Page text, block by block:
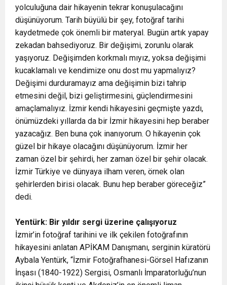
yolculuğuna dair hikayenin tekrar konuşulacağını
düşünüyorum. Tarih büyülü bir şey, fotoğraf tarihi
kaydetmede çok önemli bir materyal. Bugün artık yapay
zekadan bahsediyoruz. Bir değişimi, zorunlu olarak
yaşıyoruz. Değişimden korkmalı mıyız, yoksa değişimi
kucaklamalı ve kendimize onu dost mu yapmalıyız?
Değişimi durduramayız ama değişimin bizi tahrip
etmesini değil, bizi geliştirmesini, güçlendirmesini
amaçlamalıyız. İzmir kendi hikayesini geçmişte yazdı,
önümüzdeki yıllarda da bir İzmir hikayesini hep beraber
yazacağız. Ben buna çok inanıyorum. O hikayenin çok
güzel bir hikaye olacağını düşünüyorum. İzmir her
zaman özel bir şehirdi, her zaman özel bir şehir olacak.
İzmir Türkiye ve dünyaya ilham veren, örnek olan
şehirlerden birisi olacak. Bunu hep beraber göreceğiz”
dedi.
Yentürk: Bir yıldır sergi üzerine çalışıyoruz
İzmir’in fotoğraf tarihini ve ilk çekilen fotoğrafının
hikayesini anlatan APİKAM Danışmanı, serginin küratörü
Aybala Yentürk, “İzmir Fotoğrafhanesi-Görsel Hafızanın
İnşası (1840-1922) Sergisi, Osmanlı İmparatorluğu’nun